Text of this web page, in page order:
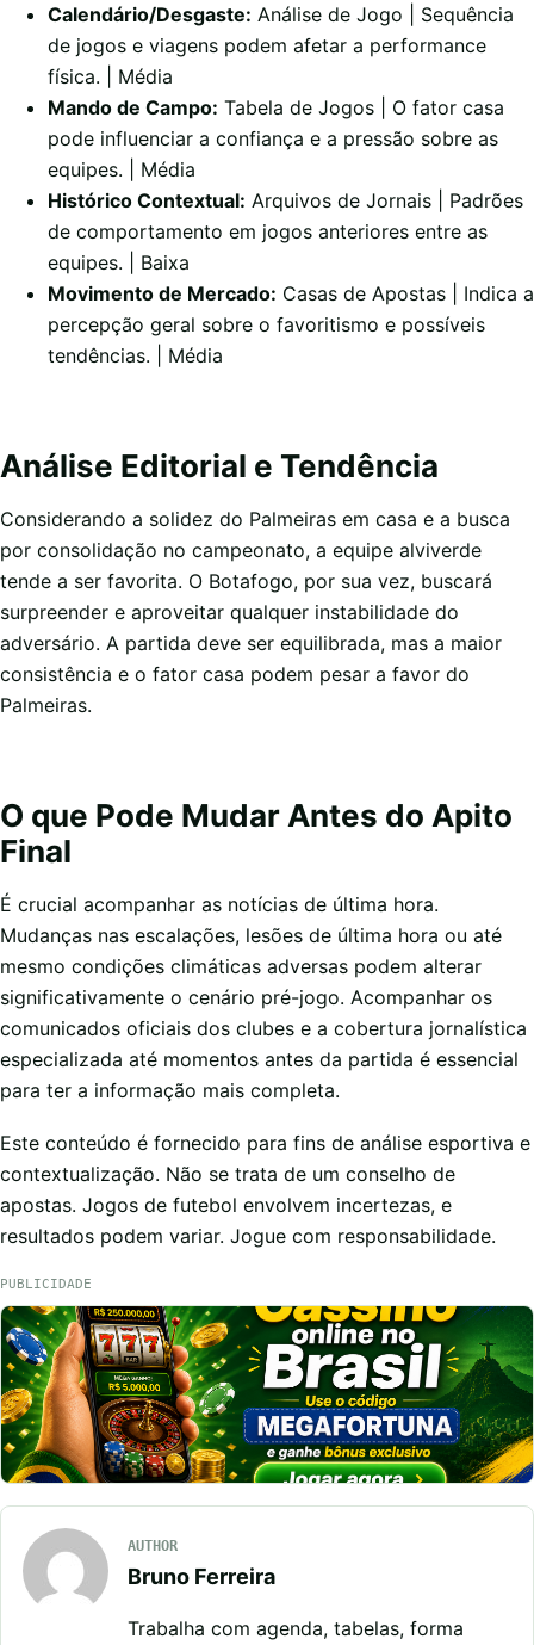
Calendário/Desgaste: Análise de Jogo | Sequência
de jogos e viagens podem afetar a performance
física. | Média
Mando de Campo: Tabela de Jogos | O fator casa
pode influenciar a confiança e a pressão sobre as
equipes. | Média
Histórico Contextual: Arquivos de Jornais | Padrões
de comportamento em jogos anteriores entre as
equipes. | Baixa
Movimento de Mercado: Casas de Apostas | Indica a
percepção geral sobre o favoritismo e possíveis
tendências. | Média
Análise Editorial e Tendência
Considerando a solidez do Palmeiras em casa e a busca
por consolidação no campeonato, a equipe alviverde
tende a ser favorita. O Botafogo, por sua vez, buscará
surpreender e aproveitar qualquer instabilidade do
adversário. A partida deve ser equilibrada, mas a maior
consistência e o fator casa podem pesar a favor do
Palmeiras.
O que Pode Mudar Antes do Apito
Final
É crucial acompanhar as notícias de última hora.
Mudanças nas escalações, lesões de última hora ou até
mesmo condições climáticas adversas podem alterar
significativamente o cenário pré-jogo. Acompanhar os
comunicados oficiais dos clubes e a cobertura jornalística
especializada até momentos antes da partida é essencial
para ter a informação mais completa.
Este conteúdo é fornecido para fins de análise esportiva e
contextualização. Não se trata de um conselho de
apostas. Jogos de futebol envolvem incertezas, e
resultados podem variar. Jogue com responsabilidade.
PUBLICIDADE
AUTHOR
Bruno Ferreira
Trabalha com agenda, tabelas, forma